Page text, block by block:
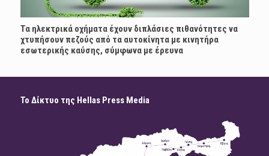
Τα ηλεκτρικά οχήματα έχουν διπλάσιες πιθανότητες να
χτυπήσουν πεζούς από τα αυτοκίνητα με κινητήρα
εσωτερικής καύσης, σύμφωνα με έρευνα
Το Δίκτυο της Hellas Press Media